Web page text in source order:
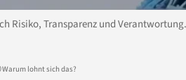
Risiko, Transparenz und
Warum lohnt sich das?